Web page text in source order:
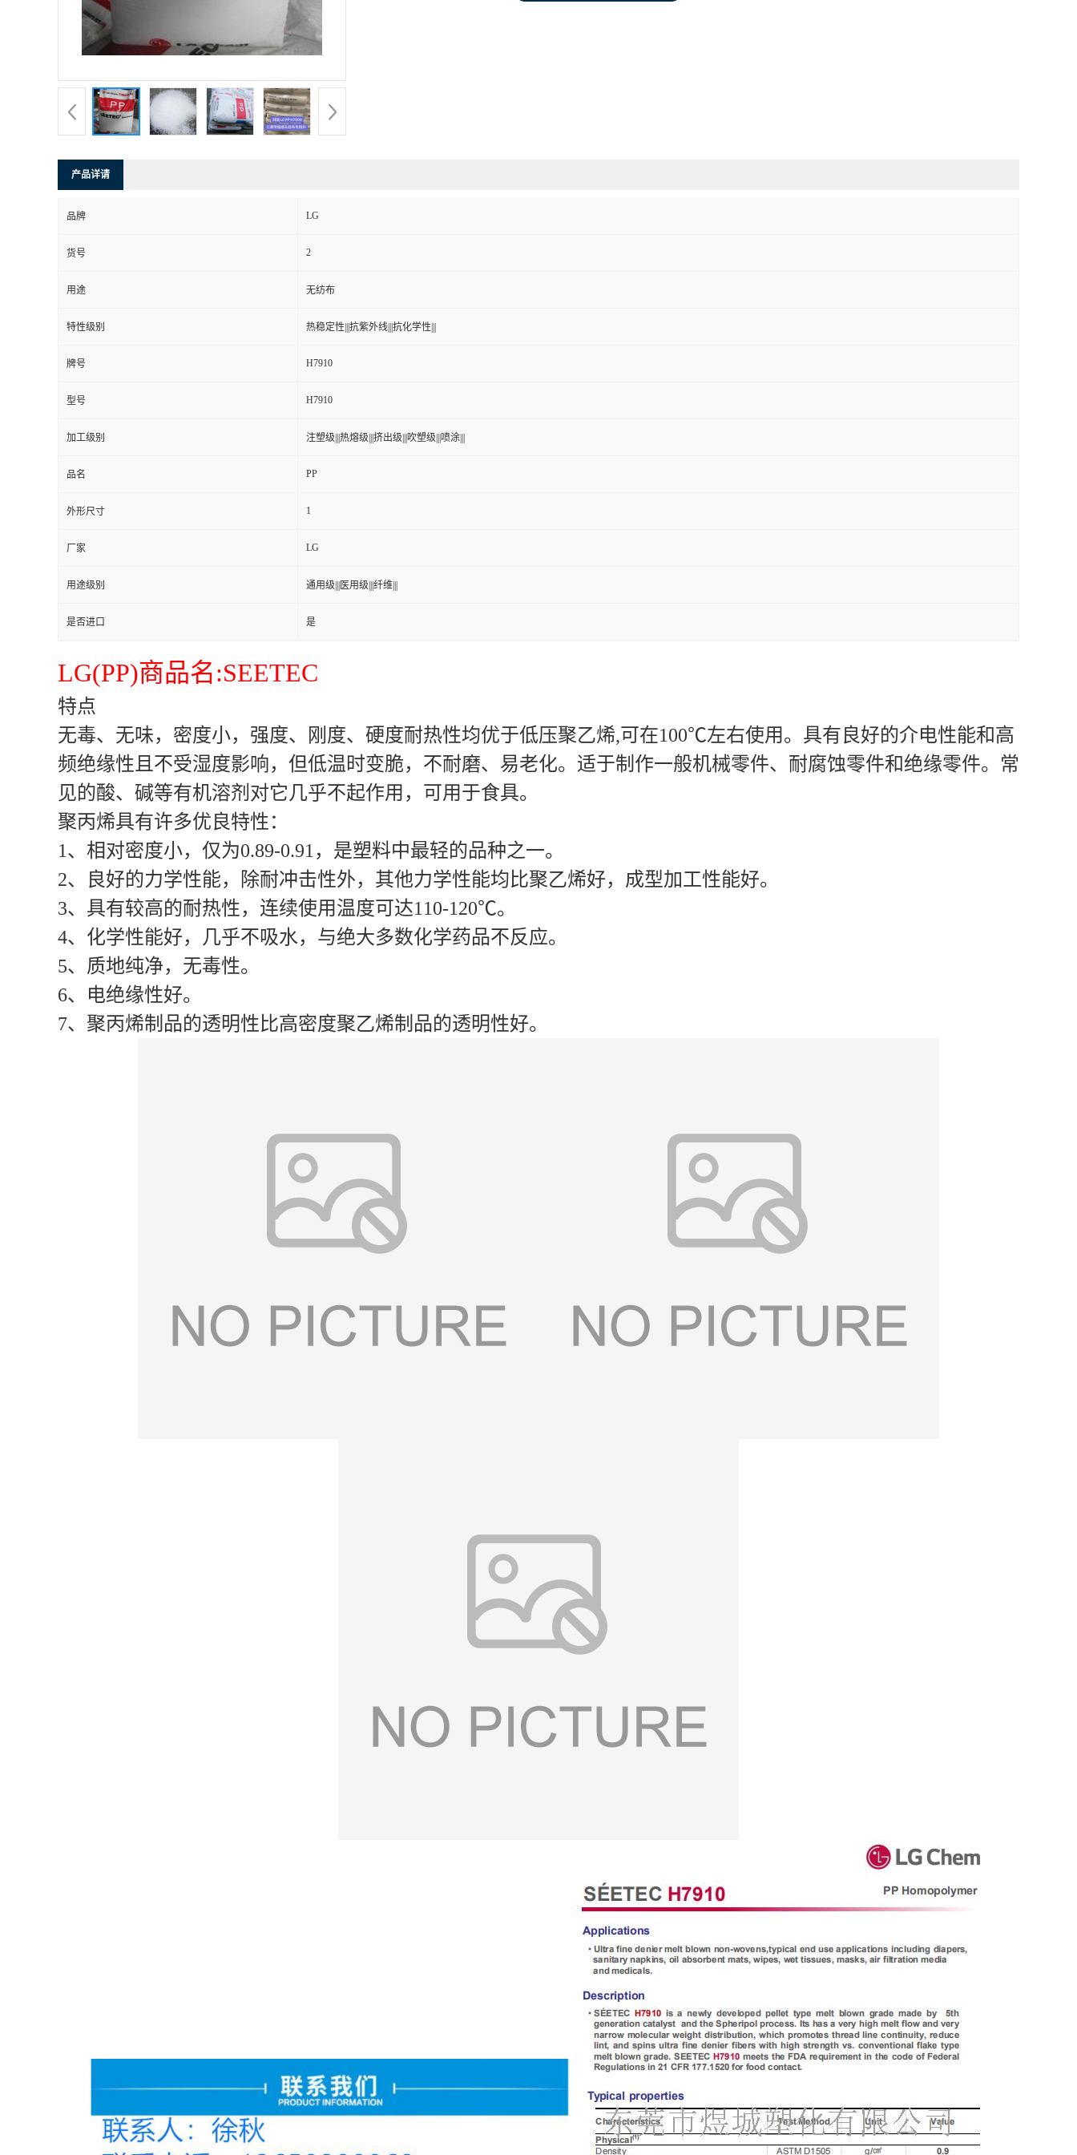
产品详请
品牌 LG
货号 2
用途 无纺布
特性级别 热稳定性|||抗紫外线|||抗化学性|||
牌号 H7910
型号 H7910
加工级别 注塑级|||热熔级|||挤出级|||吹塑级|||喷涂|||
品名 PP
外形尺寸 1
厂家 LG
用途级别 通用级|||医用级|||纤维|||
是否进口 是
LG(PP)商品名:SEETEC
特点
无毒、无味，密度小，强度、刚度、硬度耐热性均优于低压聚乙烯,可在100℃左右使用。具有良好的介电性能和高
频绝缘性且不受湿度影响，但低温时变脆，不耐磨、易老化。适于制作一般机械零件、耐腐蚀零件和绝缘零件。常
见的酸、碱等有机溶剂对它几乎不起作用，可用于食具。
聚丙烯具有许多优良特性：
1、相对密度小，仅为0.89-0.91，是塑料中最轻的品种之一。
2、良好的力学性能，除耐冲击性外，其他力学性能均比聚乙烯好，成型加工性能好。
3、具有较高的耐热性，连续使用温度可达110-120℃。
4、化学性能好，几乎不吸水，与绝大多数化学药品不反应。
5、质地纯净，无毒性。
6、电绝缘性好。
7、聚丙烯制品的透明性比高密度聚乙烯制品的透明性好。